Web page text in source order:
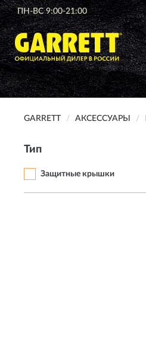
ПН-ВС 9:00-21:00
GARRETT АКСЕССУАРЫ
Тип
Защитные крышки